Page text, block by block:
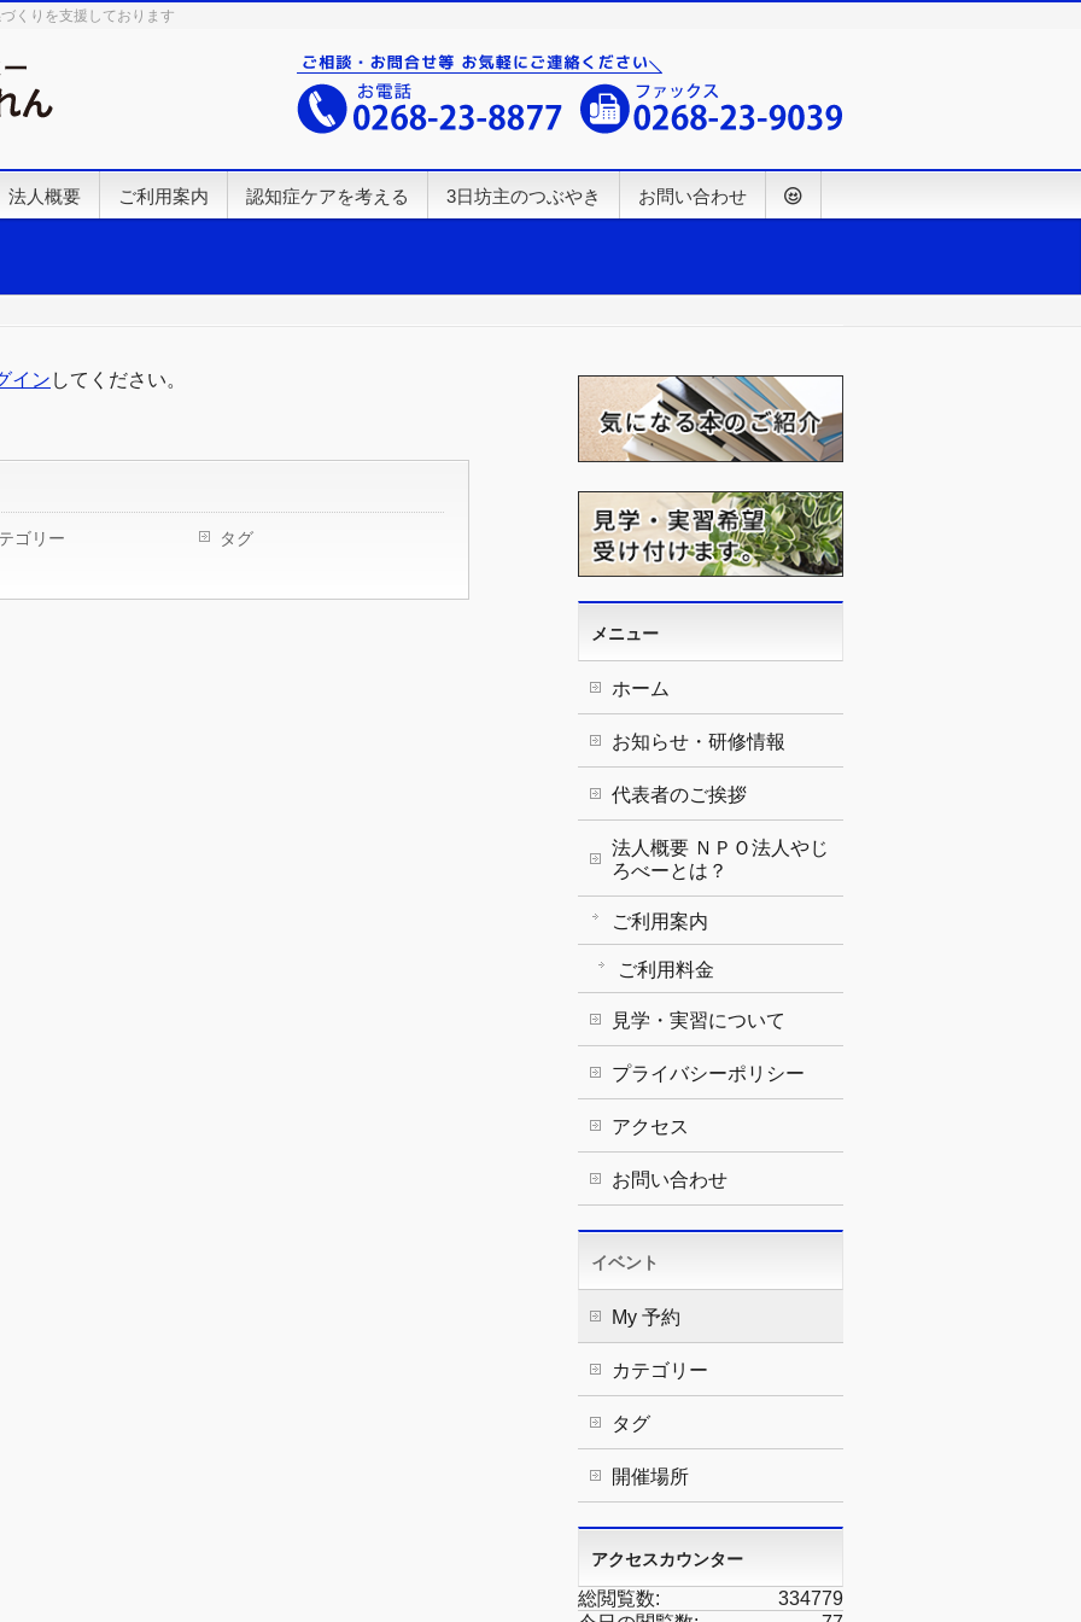
くりを支援しております
法人概要 ご利用案内 認知症ケアを考える 3日坊主のつぶやき お問い合わせ
イン してください。
ゴリー タグ
メニュー
ホーム
お知らせ・研修情報
代表者のご挨拶
法人概要 ＮＰＯ法人やじ
ろべーとは？
ご利用案内
ご利用料金
見学・実習について
プライバシーポリシー
アクセス
お問い合わせ
イベント
My 予約
カテゴリー
タグ
開催場所
アクセスカウンター
334779
総閲覧数: